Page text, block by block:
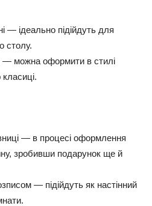
— ідеально підійдуть для
столу.
— можна оформити в стилі
класиці.
— в процесі оформлення
зробивши подарунок ще й
— підійдуть як настінний